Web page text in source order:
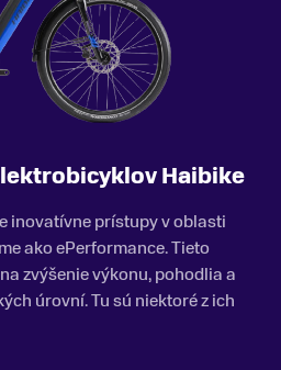
Haibike
inovatívne prístupy v oblasti
ako ePerformance. Tieto
zvýšenie výkonu, pohodlia a
úrovní. Tu sú niektoré z ich